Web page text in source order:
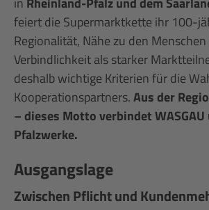
feiert die Supermarktkette ihr 100-
Regionalität, Nähe zu den
Verbindlichkeit als starker
deshalb wichtige Kriterien für die
Kooperationspartners.Aus der
– dieses Motto verbindet WASGAU
Pfalzwerke.
Ausgangslage
Zwischen Pflicht und